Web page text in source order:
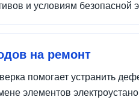
и условиям безопасной
на ремонт
помогает устранить
элементов